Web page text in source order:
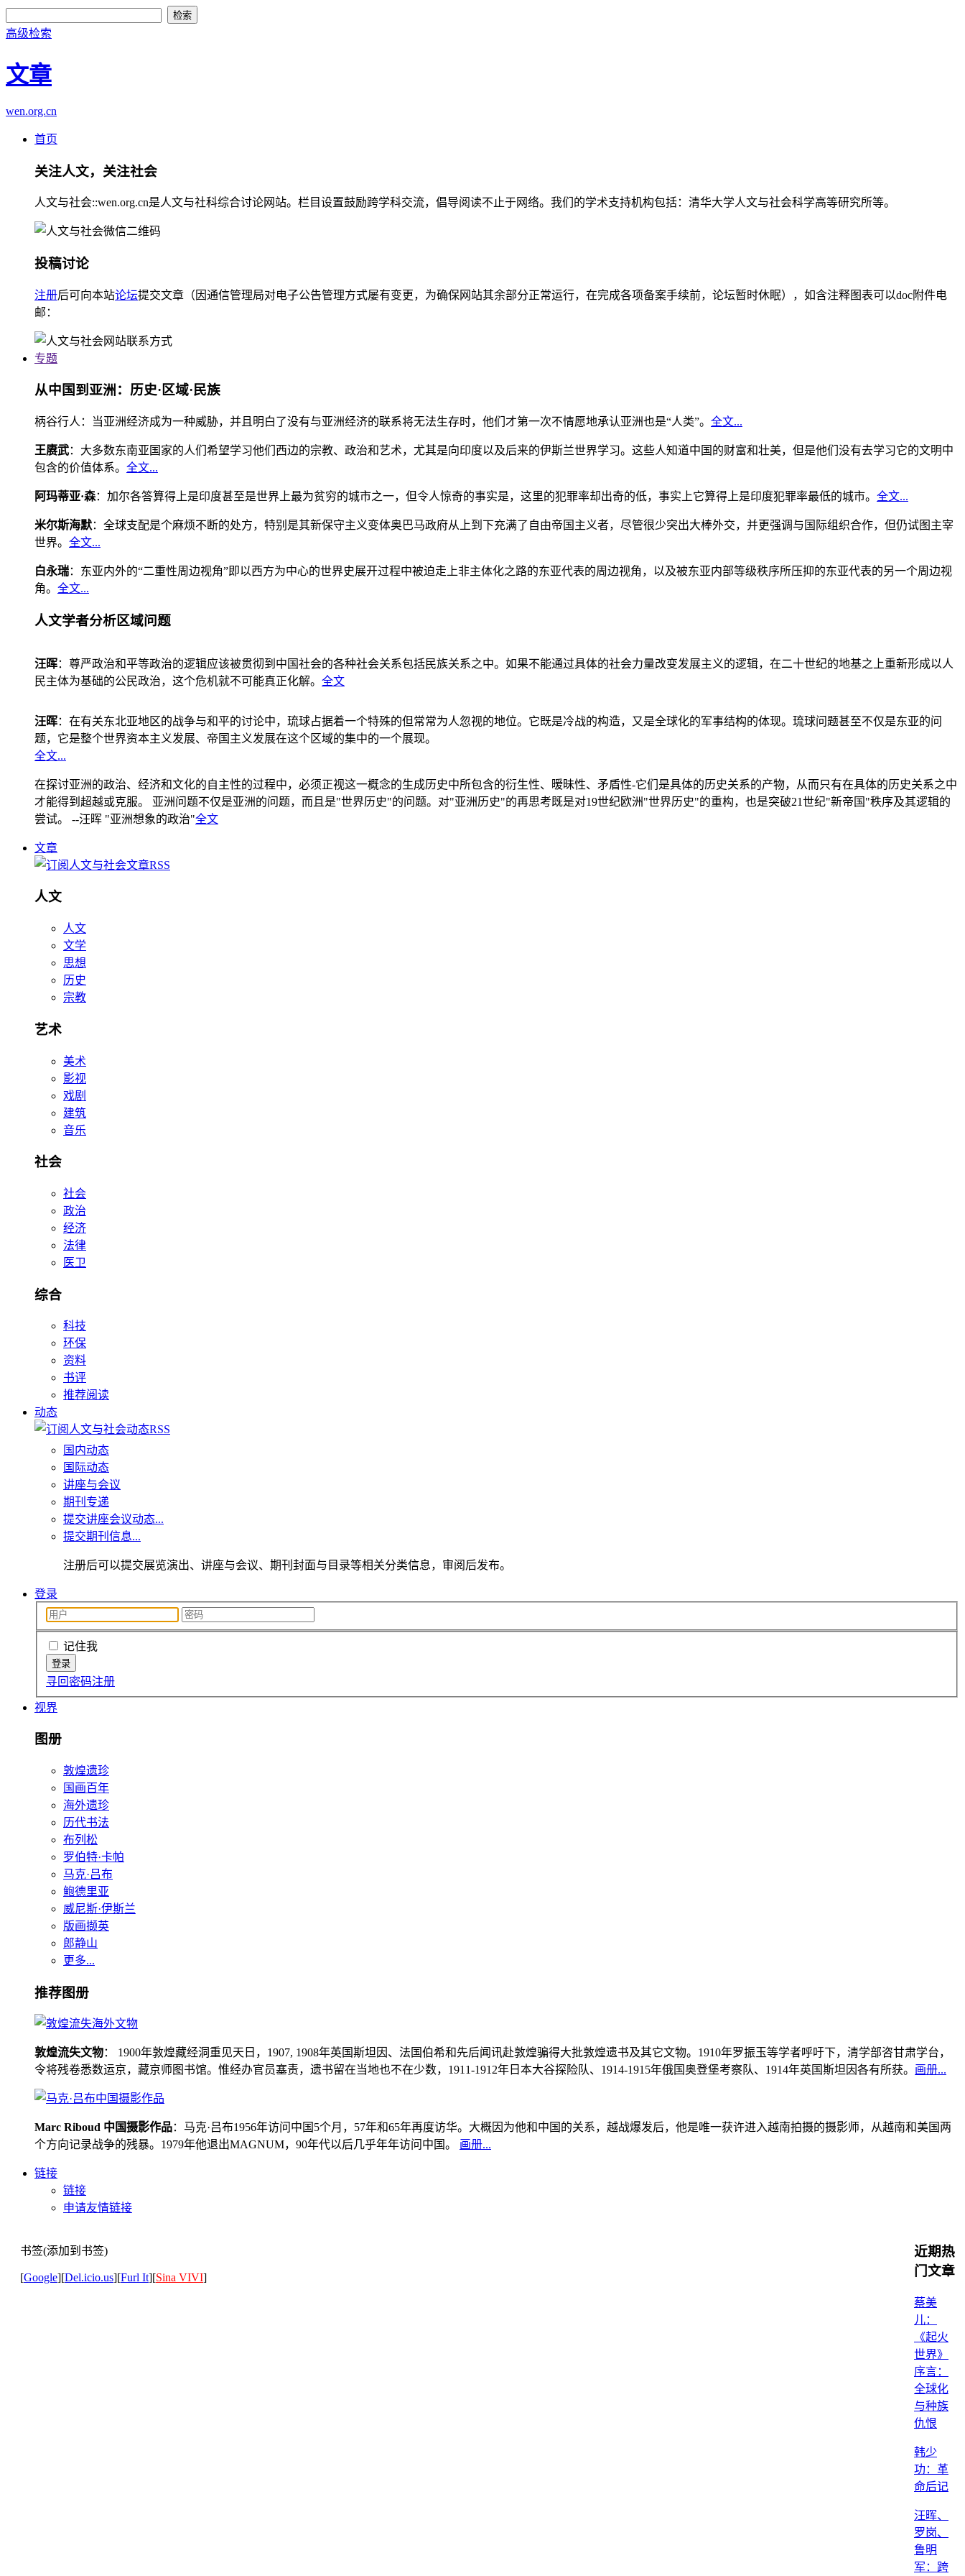
高级检索
文章
wen.org.cn
首页
关注人文，关注社会
人文与社会::wen.org.cn是人文与社科综合讨论网站。栏目设置鼓励跨学科交流，倡导阅读不止于网络。我们的学术支持机构包括：清华大学人文与社会科学高等研究所等。
投稿讨论
注册后可向本站论坛提交文章（因通信管理局对电子公告管理方式屡有变更，为确保网站其余部分正常运行，在完成各项备案手续前，论坛暂时休眠），如含注释图表可以doc附件电
邮：
专题
从中国到亚洲：历史·区域·民族
柄谷行人：当亚洲经济成为一种威胁，并且明白了没有与亚洲经济的联系将无法生存时，他们才第一次不情愿地承认亚洲也是“人类”。 全文...
王赓武：大多数东南亚国家的人们希望学习他们西边的宗教、政治和艺术，尤其是向印度以及后来的伊斯兰世界学习。这些人知道中国的财富和壮美，但是他们没有去学习它的文明中
包含的价值体系。 全文...
阿玛蒂亚·森：加尔各答算得上是印度甚至是世界上最为贫穷的城市之一，但令人惊奇的事实是，这里的犯罪率却出奇的低，事实上它算得上是印度犯罪率最低的城市。 全文...
米尔斯海默：全球支配是个麻烦不断的处方，特别是其新保守主义变体奥巴马政府从上到下充满了自由帝国主义者，尽管很少突出大棒外交，并更强调与国际组织合作，但仍试图主宰
世界。 全文...
白永瑞：东亚内外的“二重性周边视角”即以西方为中心的世界史展开过程中被迫走上非主体化之路的东亚代表的周边视角，以及被东亚内部等级秩序所压抑的东亚代表的另一个周边视
角。 全文...
人文学者分析区域问题
汪晖：尊严政治和平等政治的逻辑应该被贯彻到中国社会的各种社会关系包括民族关系之中。如果不能通过具体的社会力量改变发展主义的逻辑，在二十世纪的地基之上重新形成以人
民主体为基础的公民政治，这个危机就不可能真正化解。 全文
汪晖：在有关东北亚地区的战争与和平的讨论中，琉球占据着一个特殊的但常常为人忽视的地位。它既是冷战的构造，又是全球化的军事结构的体现。琉球问题甚至不仅是东亚的问
题，它是整个世界资本主义发展、帝国主义发展在这个区域的集中的一个展现。
全文...
在探讨亚洲的政治、经济和文化的自主性的过程中，必须正视这一概念的生成历史中所包含的衍生性、暧昧性、矛盾性-它们是具体的历史关系的产物，从而只有在具体的历史关系之中
才能得到超越或克服。 亚洲问题不仅是亚洲的问题，而且是"世界历史"的问题。对"亚洲历史"的再思考既是对19世纪欧洲"世界历史"的重构，也是突破21世纪"新帝国"秩序及其逻辑的
尝试。 --汪晖 "亚洲想象的政治"全文
文章
人文
人文
文学
思想
历史
宗教
艺术
美术
影视
戏剧
建筑
音乐
社会
社会
政治
经济
法律
医卫
综合
科技
环保
资料
书评
推荐阅读
动态
国内动态
国际动态
讲座与会议
期刊专递
提交讲座会议动态...
提交期刊信息...
注册后可以提交展览演出、讲座与会议、期刊封面与目录等相关分类信息，审阅后发布。
登录
记住我
寻回密码注册
视界
图册
敦煌遗珍
国画百年
海外遗珍
历代书法
布列松
罗伯特·卡帕
马克·吕布
鲍德里亚
威尼斯·伊斯兰
版画撷英
郎静山
更多...
推荐图册
敦煌流失文物： 1900年敦煌藏经洞重见天日，1907, 1908年英国斯坦因、法国伯希和先后闻讯赴敦煌骗得大批敦煌遗书及其它文物。1910年罗振玉等学者呼吁下，清学部咨甘肃学台，
令将残卷悉数运京，藏京师图书馆。惟经办官员塞责，遗书留在当地也不在少数，1911-1912年日本大谷探险队、1914-1915年俄国奥登堡考察队、1914年英国斯坦因各有所获。 画册...
Marc Riboud 中国摄影作品：马克·吕布1956年访问中国5个月，57年和65年再度访华。大概因为他和中国的关系，越战爆发后，他是唯一获许进入越南拍摄的摄影师，从越南和美国两
个方向记录战争的残暴。1979年他退出MAGNUM，90年代以后几乎年年访问中国。 画册...
链接
链接
申请友情链接
书签(添加到书签)
[Google][Del.icio.us][Furl It][Sina VIVI]
近期热
门文章
蔡美
儿：
《起火
世界》
序言：
全球化
与种族
仇恨
韩少
功：革
命后记
汪晖、
罗岗、
鲁明
军：跨